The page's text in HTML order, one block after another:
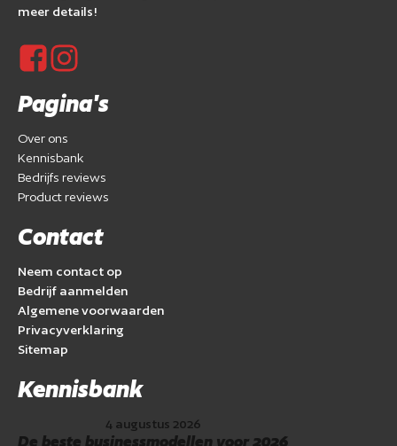
meer details!
Pagina's
Over ons
Kennisbank
Bedrijfs reviews
Product reviews
Contact
Neem contact op
Bedrijf aanmelden
Algemene voorwaarden
Privacyverklaring
Sitemap
Kennisbank
4 augustus 2026
De beste businessmodellen voor 2026